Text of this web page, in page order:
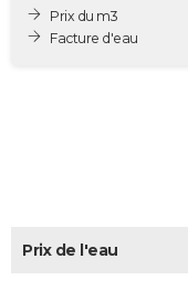
Alimentation
Guide de la santé
Maladies
Médicaments
Sommeil
VOYAGE
Carte de Noël
Carte Bonne année
Carte Saint-Valentin
Carte Pâques
Carte d'anniversaire
DICTIONNAIRE
Prix du m3
Facture d'eau
Prix de l'eau